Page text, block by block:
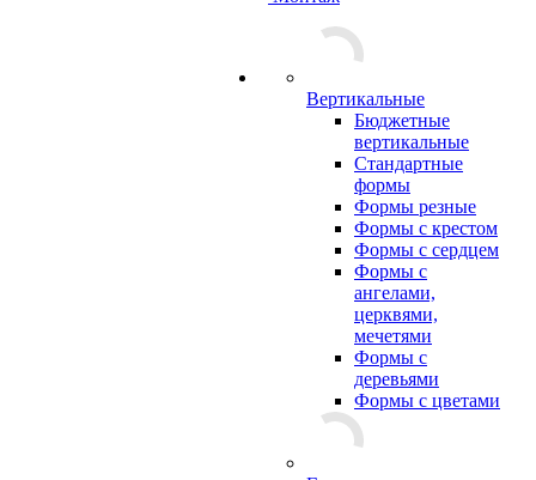
Вертикальные
Бюджетные
вертикальные
Стандартные
формы
Формы резные
Формы с крестом
Формы с сердцем
Формы с
ангелами,
церквями,
мечетями
Формы с
деревьями
Формы с цветами